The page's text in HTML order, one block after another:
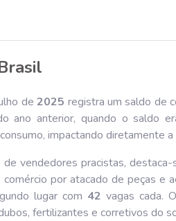
de2025 registra um saldo de
ano anterior, quando o saldo
impactando diretamente
vendedores pracistas,
comércio por atacado de peças e
lugar com 42 vagas cada.
fertilizantes e corretivos do